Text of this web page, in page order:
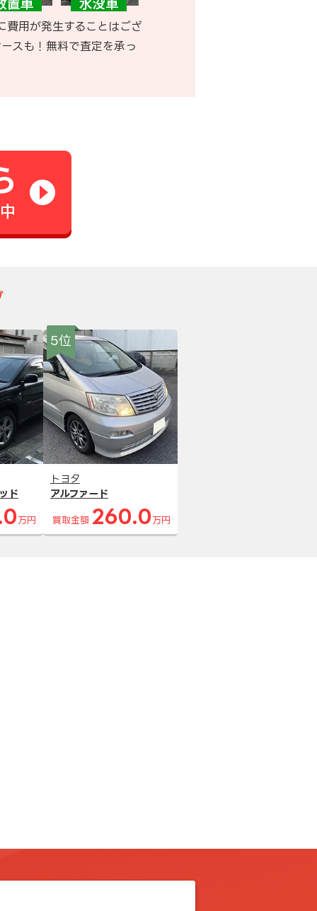
費用が発生することはござ
スも！無料で査定を承っ
ド
万円
5位
トヨタ
アルファード
買取金額 260.0 万円